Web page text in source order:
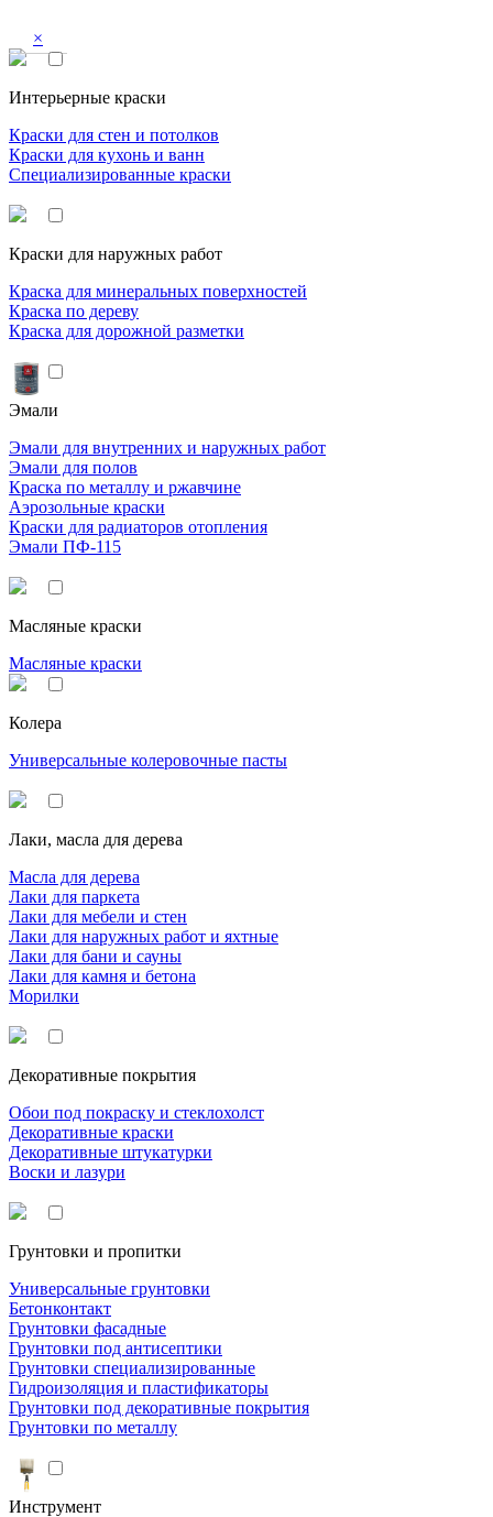
×
Интерьерные краски
Краски для стен и потолков
Краски для кухонь и ванн
Специализированные краски
Краски для наружных работ
Краска для минеральных поверхностей
Краска по дереву
Краска для дорожной разметки
Эмали
Эмали для внутренних и наружных работ
Эмали для полов
Краска по металлу и ржавчине
Аэрозольные краски
Краски для радиаторов отопления
Эмали ПФ-115
Масляные краски
Масляные краски
Колера
Универсальные колеровочные пасты
Лаки, масла для дерева
Масла для дерева
Лаки для паркета
Лаки для мебели и стен
Лаки для наружных работ и яхтные
Лаки для бани и сауны
Лаки для камня и бетона
Морилки
Декоративные покрытия
Обои под покраску и стеклохолст
Декоративные краски
Декоративные штукатурки
Воски и лазури
Грунтовки и пропитки
Универсальные грунтовки
Бетонконтакт
Грунтовки фасадные
Грунтовки под антисептики
Грунтовки специализированные
Гидроизоляция и пластификаторы
Грунтовки под декоративные покрытия
Грунтовки по металлу
Инструмент